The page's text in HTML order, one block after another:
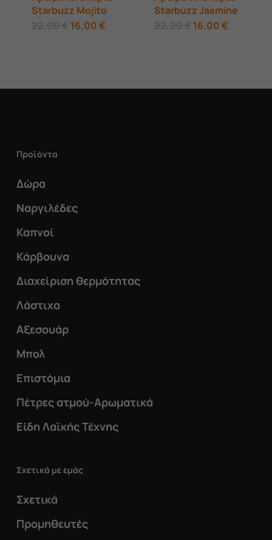
Starbuzz Mojito
22,00€ Original
price
16,00€Η
Starbuzz Jasmine
22,00€ Original
price
16,00€Η
Προϊόντα
Δώρα
Ναργιλέδες
Καπνοί
Κάρβουνα
Διαχείριση θερμότητας
Λάστιχα
Αξεσουάρ
Μπολ
Επιστόμια
Πέτρες ατμού-Αρωματικά
Είδη Λαϊκής Τέχνης
Σχετικά με εμάς
Σχετικά
Προμηθευτές